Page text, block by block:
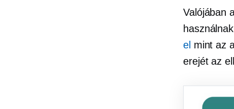
Valójában
el mint az
erejét az